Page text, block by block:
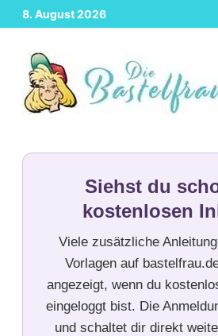
Zurück
zum
Inhalt
8. August 2026
Siehst du
kostenlosen
Viele zusätzliche
Vorlagen auf
angezeigt, wenn du
eingeloggt bist. Die
und schaltet dir direkt